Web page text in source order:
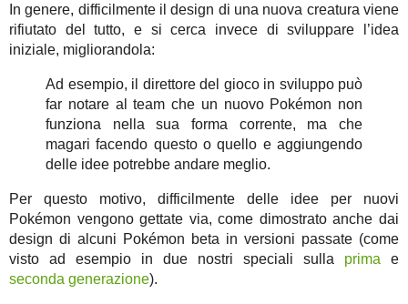
In genere, difficilmente il design di una nuova creatura viene
rifiutato del tutto, e si cerca invece di sviluppare l’idea
iniziale, migliorandola:
Ad esempio, il direttore del gioco in sviluppo può
far notare al team che un nuovo Pokémon non
funziona nella sua forma corrente, ma che
magari facendo questo o quello e aggiungendo
delle idee potrebbe andare meglio.
Per questo motivo, difficilmente delle idee per nuovi
Pokémon vengono gettate via, come dimostrato anche dai
design di alcuni Pokémon beta in versioni passate (come
visto ad esempio in due nostri speciali sulla prima e
seconda generazione).